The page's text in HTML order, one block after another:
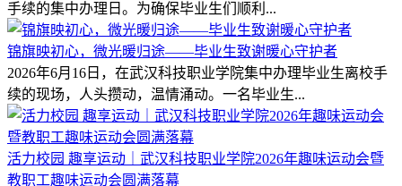
手续的集中办理日。为确保毕业生们顺利...
锦旗映初心，微光暖归途——毕业生致谢暖心守护者
2026年6月16日，在武汉科技职业学院集中办理毕业生离校手
续的现场，人头攒动，温情涌动。一名毕业生...
活力校园 趣享运动｜武汉科技职业学院2026年趣味运动会暨
教职工趣味运动会圆满落幕